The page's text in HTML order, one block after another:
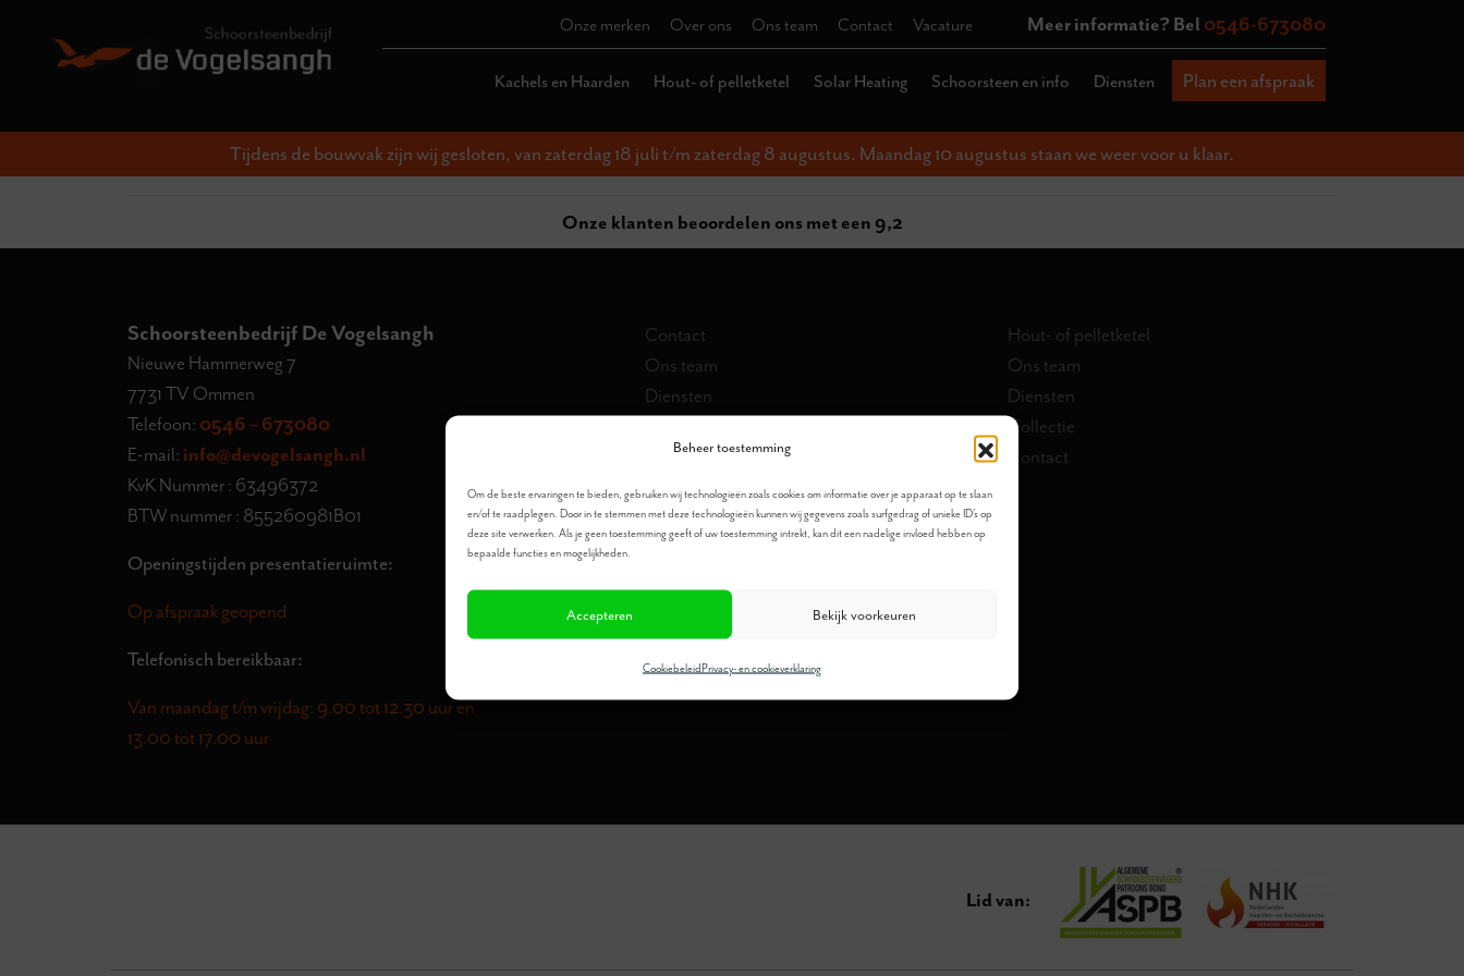
Beheer toestemming
Om de beste ervaringen te bieden, gebruiken wij technologieën zoals cookies om informatie over je apparaat op te slaan
en/of te raadplegen. Door in te stemmen met deze technologieën kunnen wij gegevens zoals surfgedrag of unieke ID's op
deze site verwerken. Als je geen toestemming geeft of uw toestemming intrekt, kan dit een nadelige invloed hebben op
bepaalde functies en mogelijkheden.
Accepteren Bekijk voorkeuren
CookiebeleidPrivacy- en cookieverklaring
Tijdens de bouwvak zijn wij gesloten, van zaterdag 18 juli t/m zaterdag 8 augustus. Maandag 10 augustus staan we weer voor u klaar.
Meer informatie? Bel 0546-673080
Onze merken Over ons Ons team Contact Vacature
Plan een afspraak
Kachels en Haarden Hout- of pelletketel Solar Heating Schoorsteen en info Diensten
Onze klanten beoordelen ons met een 9,2
Schoorsteenbedrijf De Vogelsangh
Nieuwe Hammerweg 7
7731 TV Ommen
Telefoon: 0546 – 673080
E-mail: info@devogelsangh.nl
KvK Nummer : 63496372
BTW nummer : 855260981B01
Openingstijden presentatieruimte:
Op afspraak geopend
Telefonisch bereikbaar:
Van maandag t/m vrijdag: 9.00 tot 12.30 uur en
13.00 tot 17.00 uur
Contact
Ons team
Diensten
Schoorsteen
Hout- of pelletketel
Ons team
Diensten
Collectie
Contact
Meer informatie?
Lid van: